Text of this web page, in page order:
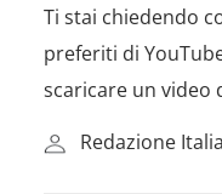
Ti stai chiedendo
preferiti di
scaricare un video
Redazione